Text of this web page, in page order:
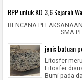
RPP untuk KD 3,6 Sejarah
RENCANA
: SMA
jenis batuan
Litosfer
Litosfer
Bumi pada